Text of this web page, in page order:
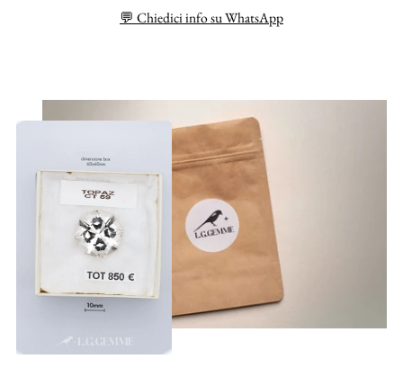
💬 Chiedici info su WhatsApp